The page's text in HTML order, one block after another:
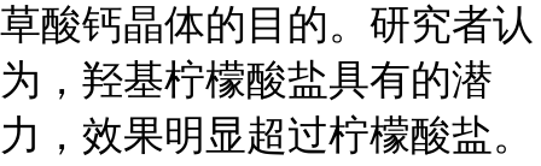
草酸钙晶体的目的。研究者认
为，羟基柠檬酸盐具有的潜
力，效果明显超过柠檬酸盐。